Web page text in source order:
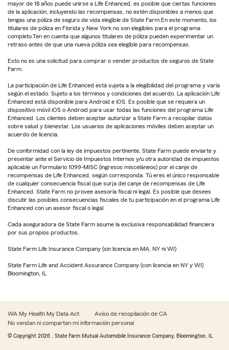
mayor de 18 años puede unirse a Life Enhanced, es posible que ciertas funciones
de la aplicación, incluyendo las recompensas, no estén disponibles a menos que
tengas una póliza de seguro de vida elegible de State Farm.En este momento, los
titulares de póliza en Florida y New York no son elegibles para el programa
completo.Ten en cuenta que algunos titulares de póliza pueden experimentar un
retraso antes de que una nueva póliza sea elegible para recompensas.
Esto no es una solicitud para comprar o vender productos de seguros de State
Farm.
La participación de Life Enhanced está sujeta a la elegibilidad del programa y varía
según el estado. Sujeto a los términos y condiciones del acuerdo. La aplicación Life
Enhanced está disponible para Android e iOS. Es posible que se requiera un
dispositivo móvil iOS o Android para usar todas las funciones del programa Life
Enhanced. Los clientes deben aceptar autorizar a State Farm a recopilar datos
sobre salud y bienestar. Los usuarios de aplicaciones móviles deben aceptar un
acuerdo de licencia.
De conformidad con la ley de impuestos pertinente, State Farm puede enviarte y
presentar ante el Servicio de Impuestos Internos y/u otra autoridad de impuestos
aplicable un Formulario 1099-MISC (ingresos misceláneos) por el canje de
recompensas de Life Enhanced, según corresponda. Tú eres el único responsable
de cualquier consecuencia fiscal que surja del canje de recompensas de Life
Enhanced. State Farm no provee asesoría fiscal ni legal. Es posible que desees
discutir las posibles consecuencias fiscales de tu participación en el programa Life
Enhanced con un asesor fiscal o legal.
Cada aseguradora de State Farm asume la exclusiva responsabilidad financiera
por sus propios productos.
State Farm Life Insurance Company (sin licencia en MA, NY ni WI)
State Farm Life and Accident Assurance Company (con licencia en NY y WI)
Bloomington, IL
WA My Health My Data Act
Aviso de recopilación de CA
No vendan ni compartan mi información personal
© Copyright 2026 , State Farm Mutual Automobile Insurance Company, Bloomington, IL